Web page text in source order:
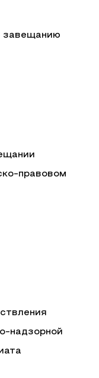
завещанию
правовом
надзорной